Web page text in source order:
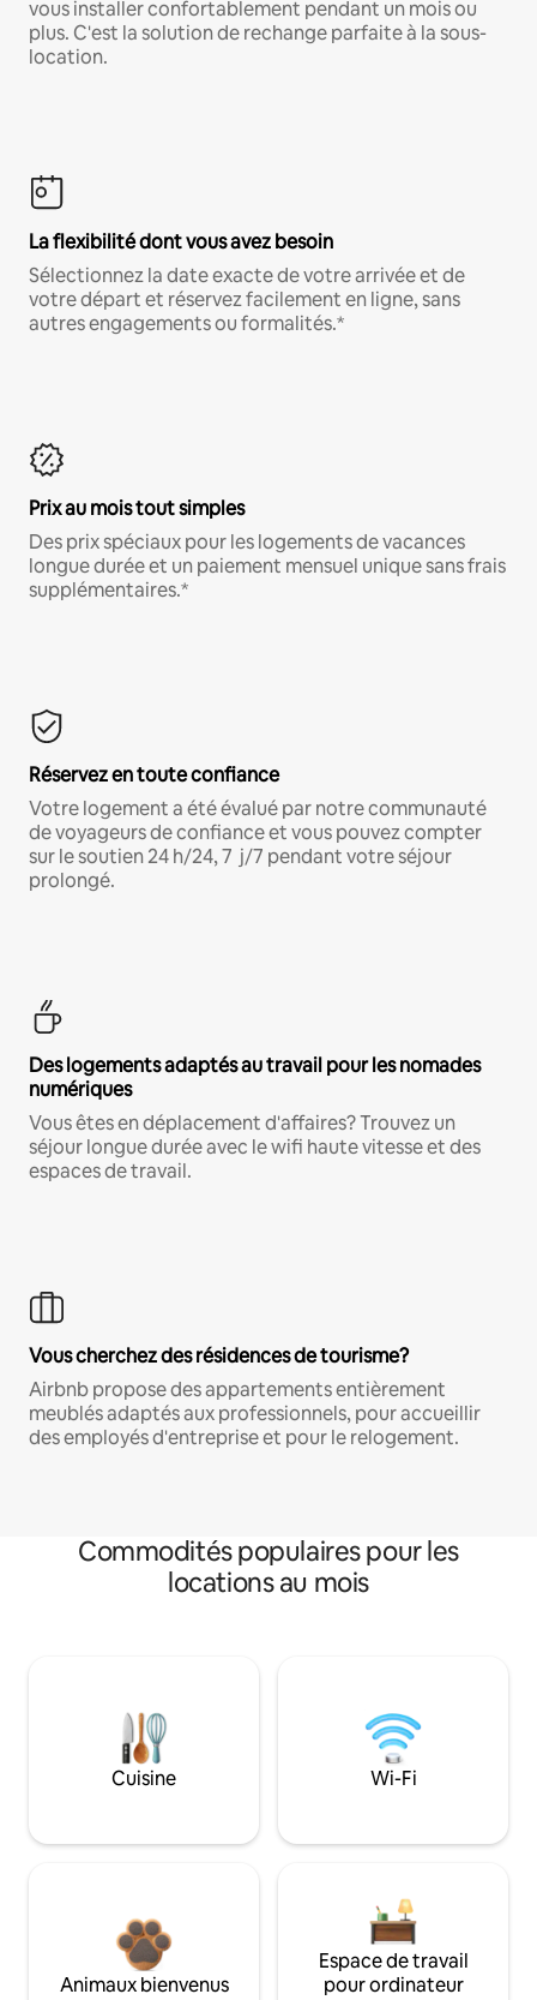
vous installer confortablement pendant un mois ou
plus. C'est la solution de rechange parfaite à la sous-
location.
La flexibilité dont vous avez besoin
Sélectionnez la date exacte de votre arrivée et de
votre départ et réservez facilement en ligne, sans
autres engagements ou formalités.*
Prix au mois tout simples
Des prix spéciaux pour les logements de vacances
longue durée et un paiement mensuel unique sans frais
supplémentaires.*
Réservez en toute confiance
Votre logement a été évalué par notre communauté
de voyageurs de confiance et vous pouvez compter
sur le soutien 24 h/24, 7 j/7 pendant votre séjour
prolongé.
Des logements adaptés au travail pour les nomades
numériques
Vous êtes en déplacement d'affaires? Trouvez un
séjour longue durée avec le wifi haute vitesse et des
espaces de travail.
Vous cherchez des résidences de tourisme?
Airbnb propose des appartements entièrement
meublés adaptés aux professionnels, pour accueillir
des employés d'entreprise et pour le relogement.
Commodités populaires pour les
locations au mois
Cuisine Wi-Fi
Animaux bienvenus
Espace de travail
pour ordinateur